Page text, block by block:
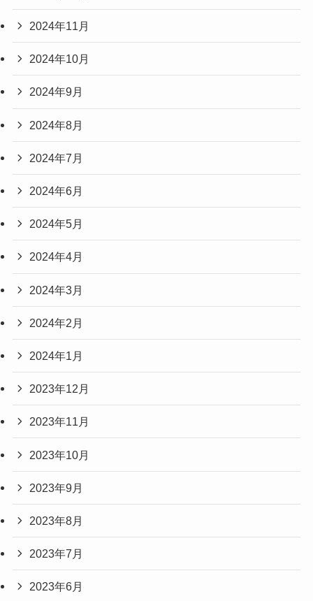
2024年11月
2024年10月
2024年9月
2024年8月
2024年7月
2024年6月
2024年5月
2024年4月
2024年3月
2024年2月
2024年1月
2023年12月
2023年11月
2023年10月
2023年9月
2023年8月
2023年7月
2023年6月